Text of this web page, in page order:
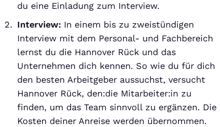
du eine Einladung zum Interview.
Interview: In einem bis zu zweistündigen
Interview mit dem Personal- und Fachbereich
lernst du die Hannover Rück und das
Unternehmen dich kennen. So wie du für dich
den besten Arbeitgeber aussuchst, versucht
Hannover Rück, den:die Mitarbeiter:in zu
finden, um das Team sinnvoll zu ergänzen. Die
Kosten deiner Anreise werden übernommen.